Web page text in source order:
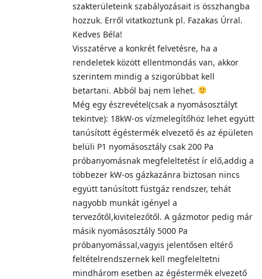
szakterületeink szabályozásait is összhangba
hozzuk. Erről vitatkoztunk pl. Fazakas Úrral.
Kedves Béla!
Visszatérve a konkrét felvetésre, ha a
rendeletek között ellentmondás van, akkor
szerintem mindig a szigorúbbat kell
betartani. Abból baj nem lehet.
Még egy észrevétel(csak a nyomásosztályt
tekintve): 18kW-os vízmelegítőhöz lehet együtt
tanúsított égéstermék elvezető és az épületen
belüli P1 nyomásosztály csak 200 Pa
próbanyomásnak megfeleltetést ír elő,addig a
többezer kW-os gázkazánra biztosan nincs
együtt tanúsított füstgáz rendszer, tehát
nagyobb munkát igényel a
tervezőtől,kivitelezőtől. A gázmotor pedig már
másik nyomásosztály 5000 Pa
próbanyomással,vagyis jelentősen eltérő
feltételrendszernek kell megfeleltetni
mindhárom esetben az égéstermék elvezető